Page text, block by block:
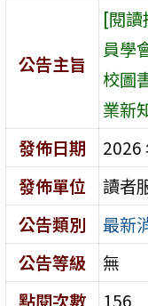
公告主旨
[閱
員學
校圖
業新
發佈日期
2026
發佈單位
讀者
公告類別
最新
公告等級
無
點閱次數
156